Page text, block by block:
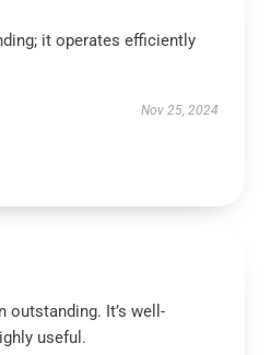
it operates efficiently
Nov 25, 2024
outstanding. It’s well-
useful.